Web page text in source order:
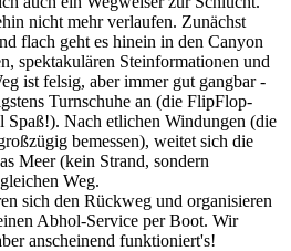
nicht mehr verlaufen. Zunächst
flach geht es hinein in den Canyon
spektakulären Steinformationen und
ist felsig, aber immer gut gangbar -
Turnschuhe an (die FlipFlop-
Spaß!). Nach etlichen Windungen (die
bemessen), weitet sich die
Meer (kein Strand, sondern
Weg.
sich den Rückweg und organisieren
Abhol-Service per Boot. Wir
anscheinend funktioniert's!